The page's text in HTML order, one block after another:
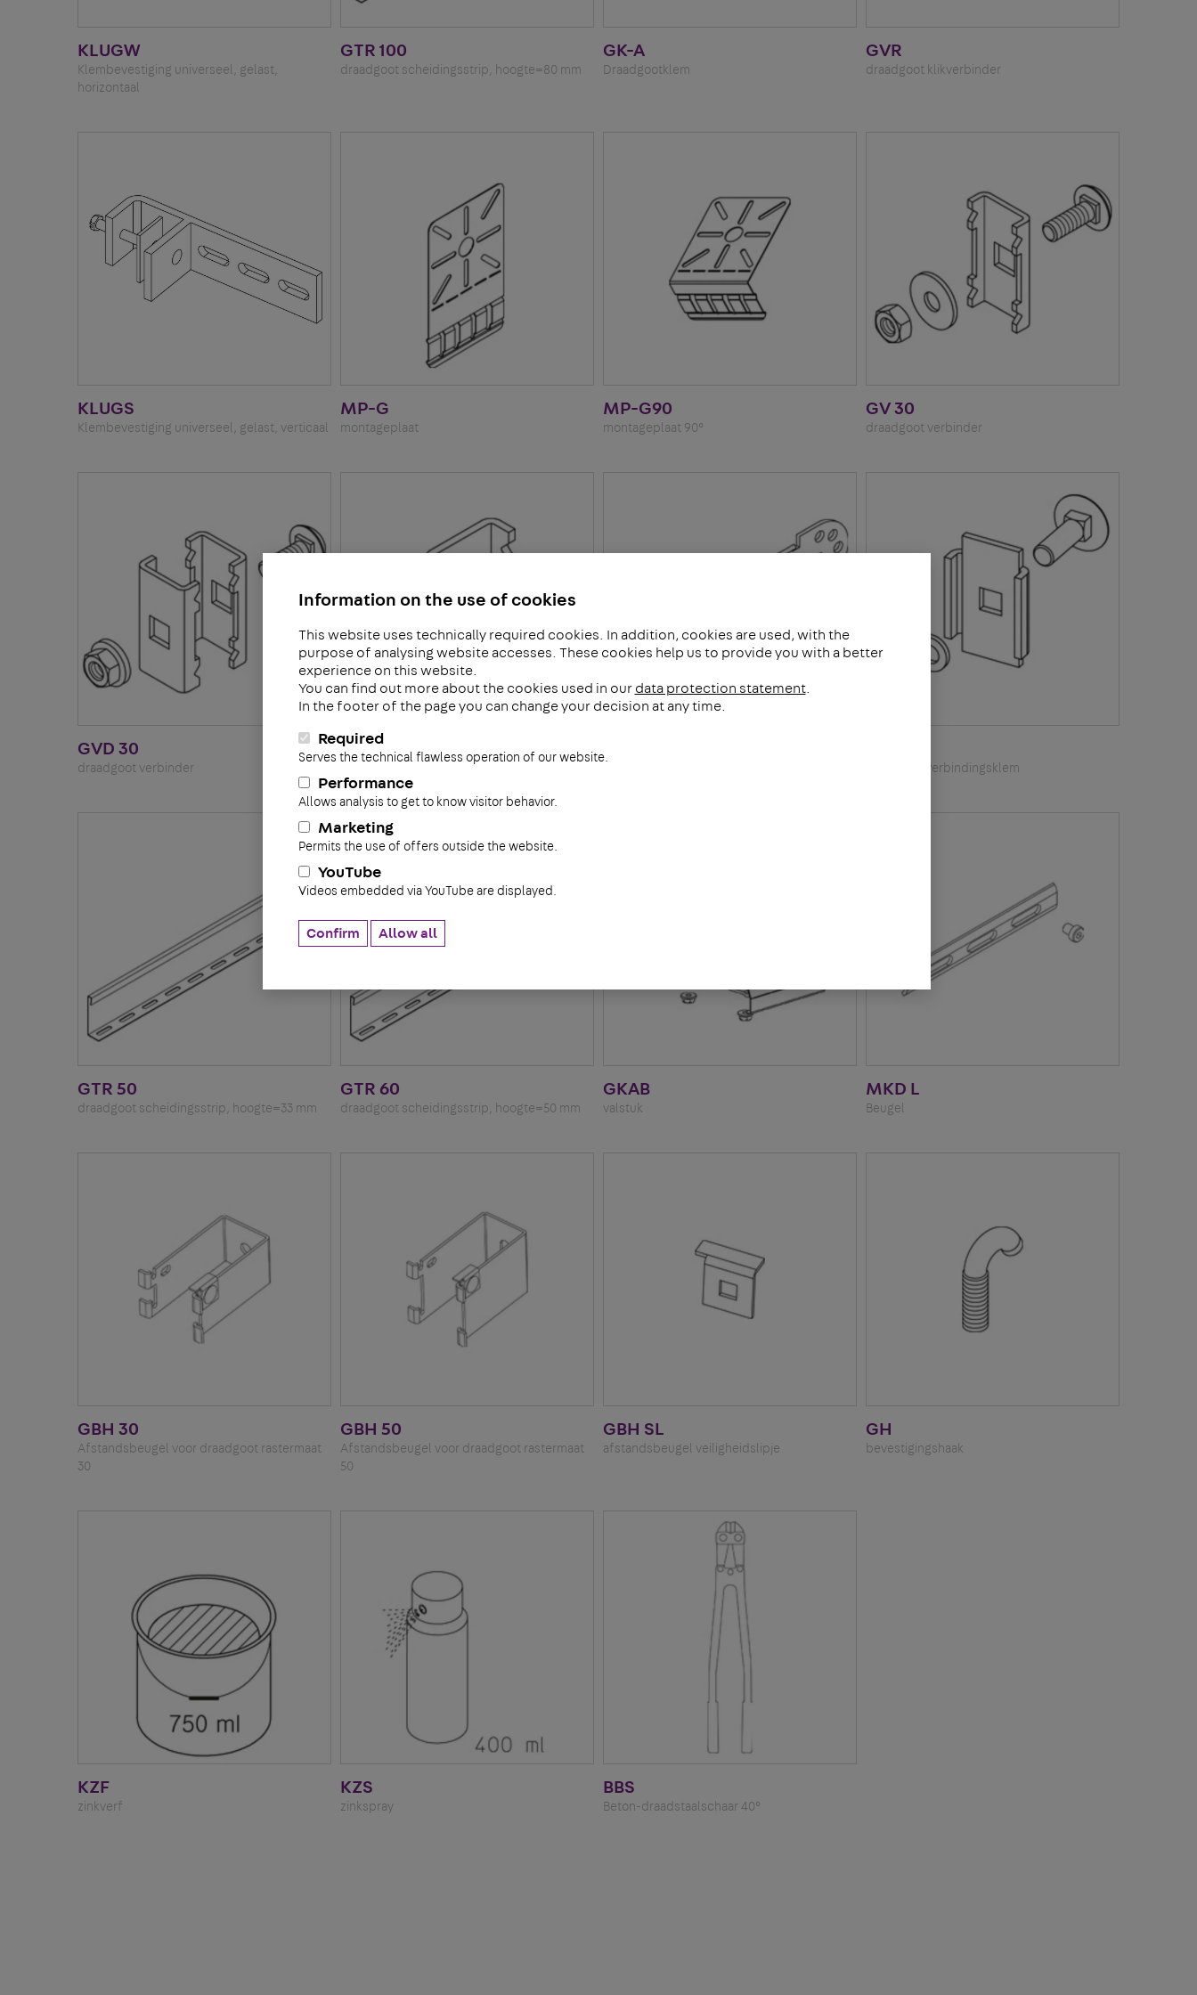
Information on the use of cookies
This website uses technically required cookies. In addition, cookies are used, with the
purpose of analysing website accesses. These cookies help us to provide you with a better
experience on this website.
You can find out more about the cookies used in our data protection statement.
In the footer of the page you can change your decision at any time.
Required
Serves the technical flawless operation of our website.
Performance
Allows analysis to get to know visitor behavior.
Marketing
Permits the use of offers outside the website.
YouTube
Videos embedded via YouTube are displayed.
Confirm Allow all
KLUGW
Klembevestiging universeel, gelast,
horizontaal
GTR 100
draadgoot scheidingsstrip, hoogte=80 mm
GK-A
Draadgootklem
GVR
draadgoot klikverbinder
KLUGS
Klembevestiging universeel, gelast, verticaal
MP-G
montageplaat
MP-G90
montageplaat 90°
GV 30
draadgoot verbinder
GVD 30
draadgoot verbinder
GV-L 30
Draadgootverbindingsklem
GTR 50
draadgoot scheidingsstrip, hoogte=33 mm
GTR 60
draadgoot scheidingsstrip, hoogte=50 mm
GKAB
valstuk
MKD L
Beugel
GBH 30
Afstandsbeugel voor draadgoot rastermaat
30
GBH 50
Afstandsbeugel voor draadgoot rastermaat
50
GBH SL
afstandsbeugel veiligheidslipje
GH
bevestigingshaak
KZF
zinkverf
KZS
zinkspray
BBS
Beton-draadstaalschaar 40°